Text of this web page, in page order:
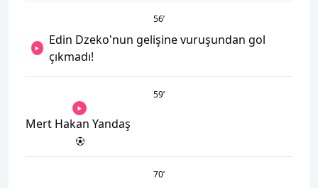
56’
Edin Dzeko'nun gelişine vuruşundan gol
çıkmadı!
59’
Mert Hakan Yandaş
70’